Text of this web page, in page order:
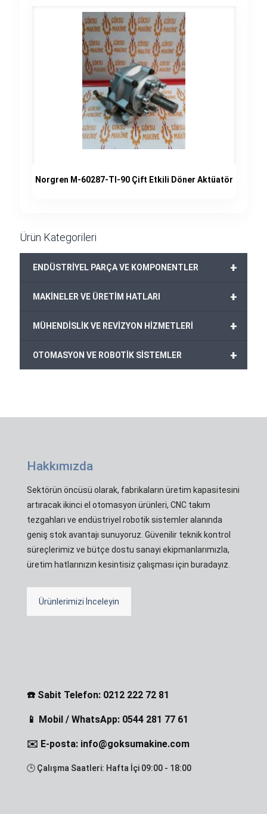
Norgren M-60287-TI-90 Çift Etkili Döner Aktüatör
Ürün Kategorileri
+
ENDÜSTRİYEL PARÇA VE KOMPONENTLER
+
MAKİNELER VE ÜRETİM HATLARI
+
MÜHENDİSLİK VE REVİZYON HİZMETLERİ
+
OTOMASYON VE ROBOTİK SİSTEMLER
Hakkımızda
Sektörün öncüsü olarak, fabrikaların üretim kapasitesini
artıracak ikinci el otomasyon ürünleri, CNC takım
tezgahları ve endüstriyel robotik sistemler alanında
geniş stok avantajı sunuyoruz. Güvenilir teknik kontrol
süreçlerimiz ve bütçe dostu sanayi ekipmanlarımızla,
üretim hatlarınızın kesintisiz çalışması için buradayız.
Ürünlerimizi İnceleyin
☎️ Sabit Telefon: 0212 222 72 81
📱 Mobil / WhatsApp: 0544 281 77 61
✉️ E-posta: info@goksumakine.com
🕒 Çalışma Saatleri: Hafta İçi 09:00 - 18:00